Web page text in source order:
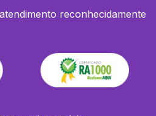
reconhecidamente